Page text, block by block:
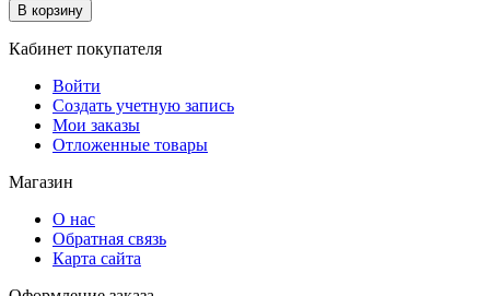
В корзину
Кабинет покупателя
Войти
Создать учетную запись
Мои заказы
Отложенные товары
Магазин
О нас
Обратная связь
Карта сайта